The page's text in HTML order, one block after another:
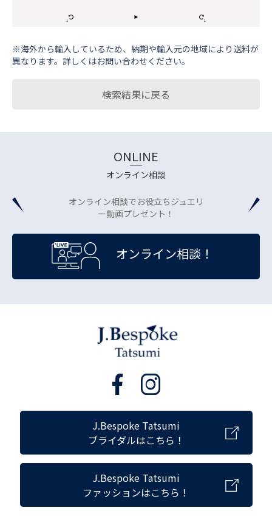
※海外から輸⼊しているため、納期や輸⼊元の地域により送料が
異なります。詳しくはお問い合わせください。
検索結果に戻る
ONLINE
オンライン相談
オンライン相談でお役立ちジュエリ
ー動画プレゼント！
オンライン相談！
J.Bespoke Tatsumi
ブライダルはこちら！
J.Bespoke Tatsumi
ファッションはこちら！